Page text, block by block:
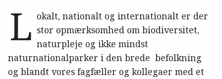
L okalt, nationalt og internationalt er der
stor opmærksomhed om biodiversitet,
naturpleje og ikke mindst
naturnationalparker i den brede befolkning
og blandt vores fagfæller og kollegaer med et